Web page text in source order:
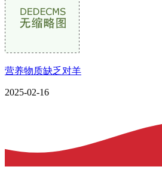
营养物质缺乏对羊
2025-02-16